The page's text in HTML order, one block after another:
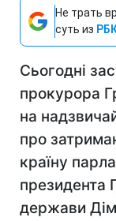
Не трать
суть из
Сьогодні
прокурора
на
про
країну
президента
держави